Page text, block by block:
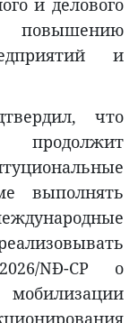
и
что
продолжит
выполнять
NĐ-CP о